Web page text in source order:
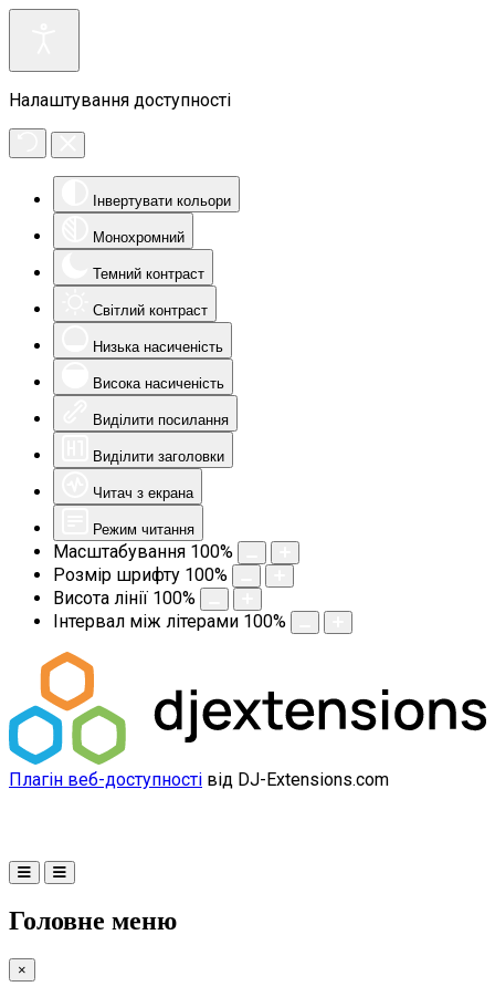
Налаштування доступності
Інвертувати кольори
Монохромний
Темний контраст
Світлий контраст
Низька насиченість
Висока насиченість
Виділити посилання
Виділити заголовки
Читач з екрана
Режим читання
Масштабування 100%
Розмір шрифту 100%
Висота лінії 100%
Інтервал між літерами 100%
Плагін веб-доступності від DJ-Extensions.com
Головне меню
×